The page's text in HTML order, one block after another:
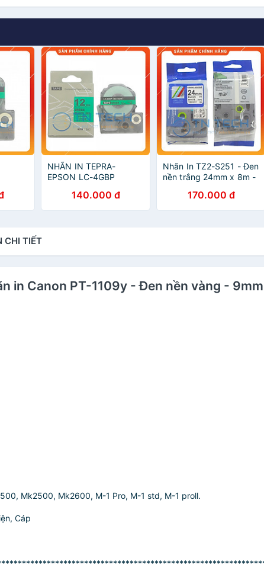
NHÃN IN TEPRA-
EPSON LC-4GBP
NỀN LÁ 12MM X 8M
[Hàng nhập khẩu]
140.000 đ
Nhãn In TZ2-S251 - Đen
nền trắng 24mm x 8m -
BROTHER - AIMO -
PUTY [Hàng nhập khẩu]
170.000 đ
CHI TIẾT
in Canon PT-1109y - Đen nền vàng -
Mk2500, Mk2600, M-1 Pro, M-1 std, M-1 proll.
Cáp